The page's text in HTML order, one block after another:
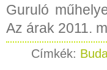
Guruló
Az árak 2011.
Címkék: